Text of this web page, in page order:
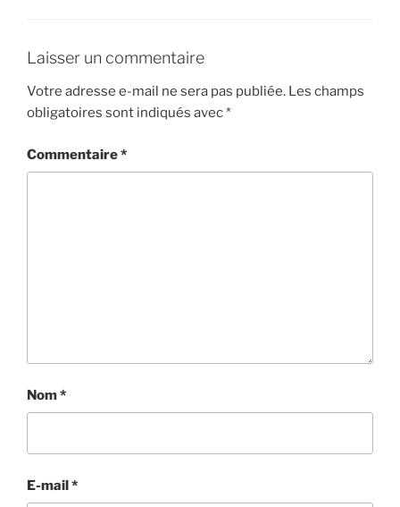
Laisser un commentaire
Votre adresse e-mail ne sera pas publiée. Les champs
obligatoires sont indiqués avec*
Commentaire*
Nom*
E-mail*